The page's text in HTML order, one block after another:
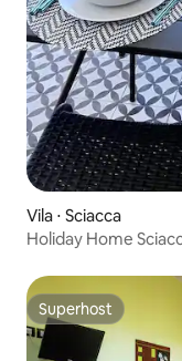
Vila ⋅ Sciacca
Holiday Home
Superhost
Superhost